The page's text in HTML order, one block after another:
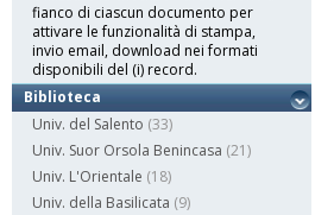
fianco di ciascun documento per
attivare le funzionalità di stampa,
invio email, download nei formati
disponibili del (i) record.
Biblioteca
Univ. del Salento (33)
Univ. Suor Orsola Benincasa (21)
Univ. L'Orientale (18)
Univ. della Basilicata (9)